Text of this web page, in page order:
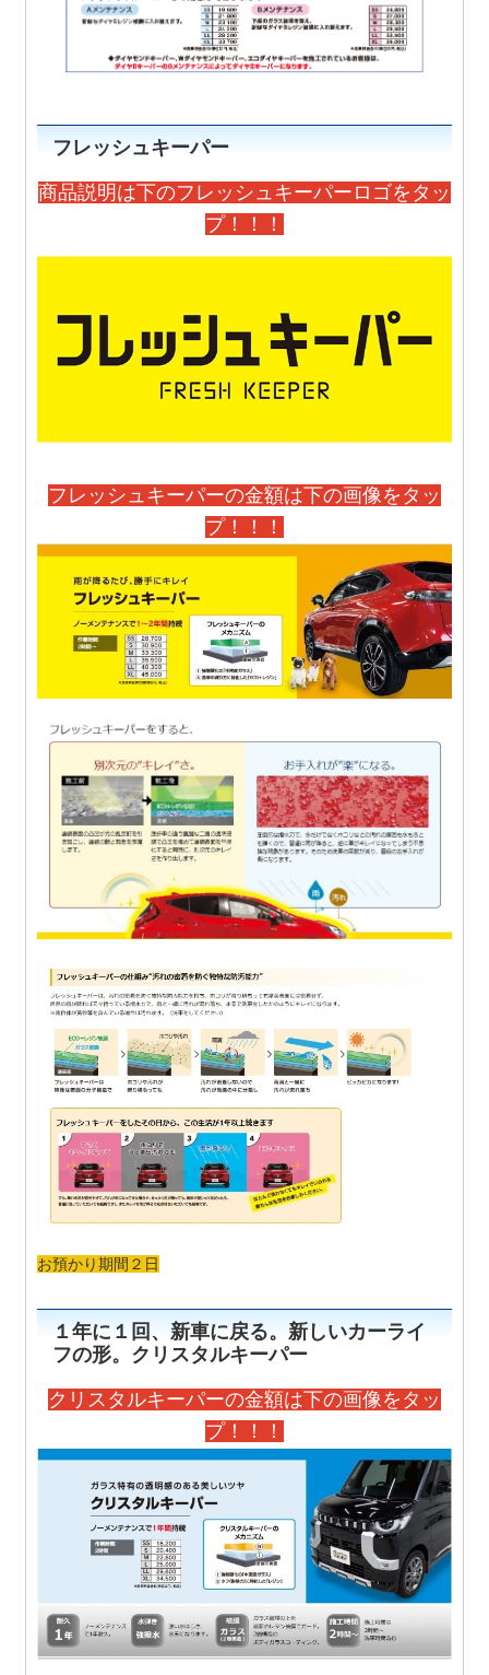
フレッシュキーパー
商品説明は下のフレッシュキーパーロゴをタッ
プ！！！
フレッシュキーパーの金額は下の画像をタッ
プ！！！
お預かり期間２日
１年に１回、新車に戻る。新しいカーライ
フの形。クリスタルキーパー
クリスタルキーパーの金額は下の画像をタッ
プ！！！